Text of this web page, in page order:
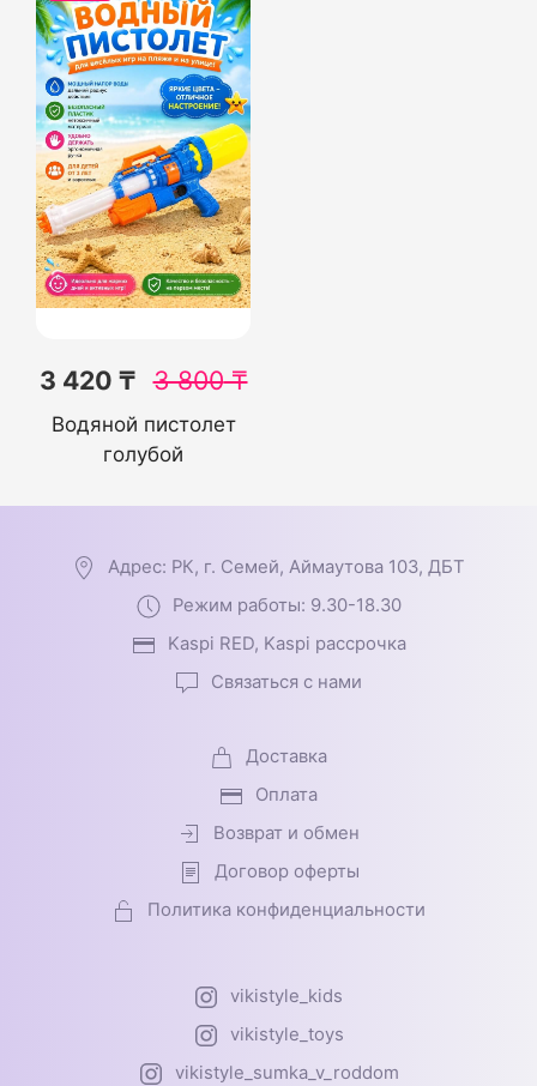
3 420 ₸ 3 800₸
Водяной пистолет
голубой
Адрес: РК, г. Семей, Аймаутова 103, ДБТ
Режим работы: 9.30-18.30
Kaspi RED, Kaspi рассрочка
Связаться с нами
Доставка
Оплата
Возврат и обмен
Договор оферты
Политика конфиденциальности
vikistyle_kids
vikistyle_toys
vikistyle_sumka_v_roddom